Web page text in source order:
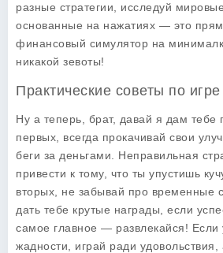
разные стратегии, исследуй
основанные на нажатиях — это прям
финансовый симулятор на
никакой зевоты!
Практические советы по игре
Ну а теперь, брат, давай я дам тебе
первых, всегда прокачивай свои
беги за деньгами. Неправильная
привести к тому, что ты упустишь
вторых, не забывай про временные
дать тебе крутые награды, если
самое главное — развлекайся! Если
жадности, играй ради удовольствия,